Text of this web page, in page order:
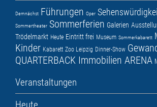
Demnächst Führungen Oper
Sommertheater Sommerferien Galerien
Trödelmarkt Heute Eintritt frei Museum Sommerkabarett
Kinder Kabarett Zoo Leipzig Dinner-Show
QUARTERBACK Immobilien ARENA
Veranstaltungen